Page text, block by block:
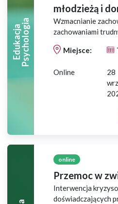
E
D
U
K
A
C
J
A
P
S
Y
C
H
O
L
O
G
IA
młodzieżą i
Wzmacnianie
zachowaniami
Miejsce:
Online
28
online
Przemoc w
Interwencja
doświadczających